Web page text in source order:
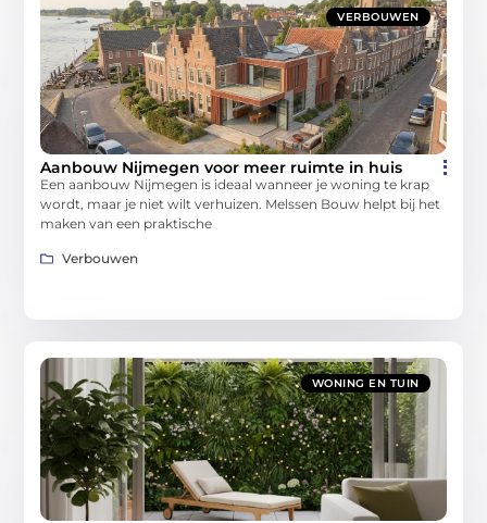
VERBOUWEN
Aanbouw Nijmegen voor meer ruimte in huis
Een aanbouw Nijmegen is ideaal wanneer je woning te krap
wordt, maar je niet wilt verhuizen. Melssen Bouw helpt bij het
maken van een praktische
Verbouwen
WONING EN TUIN